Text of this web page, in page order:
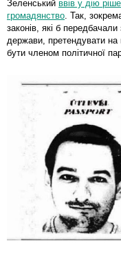
Зеленський ввів у дію
громадянство . Так,
законів, які б
держави, претендувати
бути членом політичної